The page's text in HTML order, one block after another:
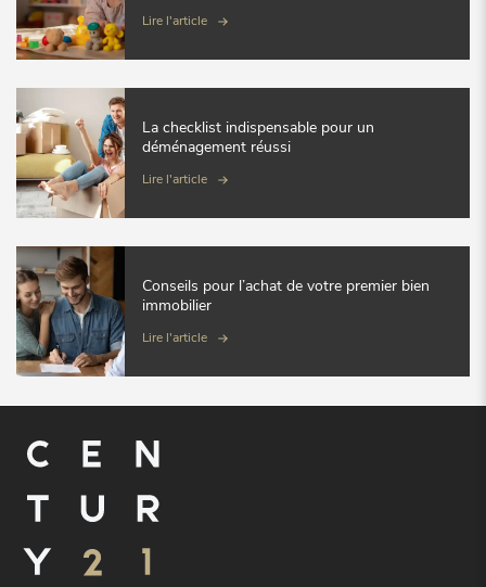
Lire l'article
La checklist indispensable pour un
déménagement réussi
Lire l'article
Conseils pour l’achat de votre premier bien
immobilier
Lire l'article